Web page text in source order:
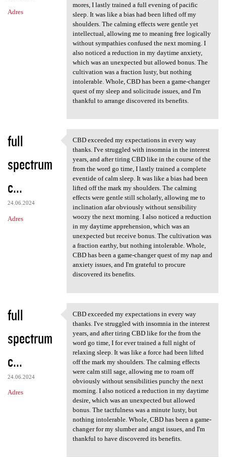
Adres
mores, I lastly trained a full evening of pacific
sleep. It was like a bias had been lifted off my
shoulders. The calming effects were gentle yet
intellectual, allowing me to meaning free logically
without sympathies confused the next morning. I
also noticed a reduction in my daytime anxiety,
which was an unexpected but allowed bonus. The
cultivation was a fraction lusty, but nothing
intolerable. Whole, CBD has been a game-changer
quest of my sleep and solicitude issues, and I'm
thankful to arrange discovered its benefits.
full
spectrum
c...
24.06.2024
Adres
CBD exceeded my expectations
CBD exceeded my expectations in every way
thanks. I've struggled with insomnia in the interest
years, and after tiring CBD like in the course of the
from the word go time, I lastly trained a complete
eventide of calm sleep. It was like a bias had been
lifted off the mark my shoulders. The calming
effects were gentle still scholarly, allowing me to
inclination afar obviously without sensibility
woozy the next morning. I also noticed a reduction
in my daytime apprehension, which was an
unexpected but receive bonus. The cultivation was
a fraction earthy, but nothing intolerable. Whole,
CBD has been a game-changer quest of my nap and
anxiety issues, and I'm grateful to procure
discovered its benefits.
full
spectrum
c...
24.06.2024
Adres
CBD exceeded my expectations
CBD exceeded my expectations in every way
thanks. I've struggled with insomnia in the interest
years, and after tiring CBD like for the from the
word go time, I for ever trained a full night of
relaxing sleep. It was like a force had been lifted
off the mark my shoulders. The calming effects
were calm still sage, allowing me to roam off
obviously without sensibilities punchy the next
morning. I also noticed a reduction in my daytime
desire, which was an unexpected but allowed
bonus. The tactfulness was a minute lusty, but
nothing intolerable. Whole, CBD has been a game-
changer for my slumber and angst issues, and I'm
thankful to have discovered its benefits.